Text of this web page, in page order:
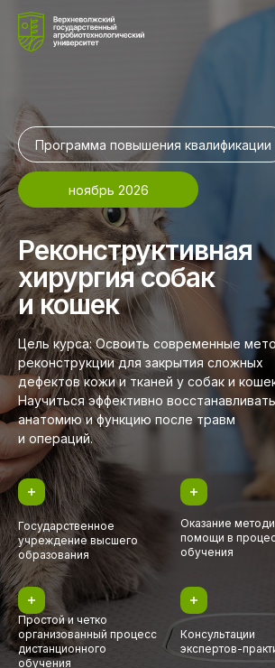
Реконструктивная
хирургия собак
и кошек
Программа повышения квалификации
Государственное
учреждение высшего
образования
Оказание
помощи в
обучения
Простой и четко
организованный процесс
дистанционного
обучения
Консультации
экспертов-
ноябрь 2026
Цель курса: Освоить современные
реконструкции для закрытия сложных
дефектов кожи и тканей у собак и
Научиться эффективно восстанавливать
анатомию и функцию после травм
и операций.